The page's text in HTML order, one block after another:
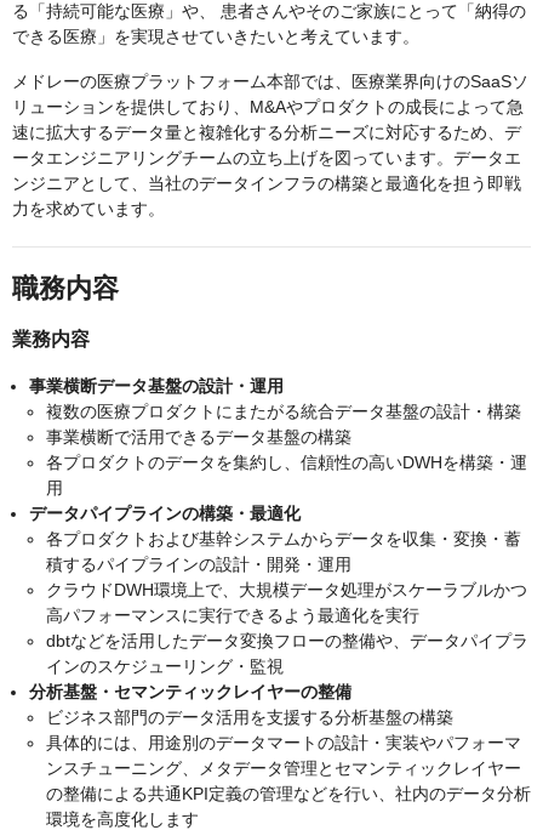
る「持続可能な医療」や、 患者さんやそのご家族にとって「納得の
できる医療」を実現させていきたいと考えています。
メドレーの医療プラットフォーム本部では、医療業界向けのSaaSソ
リューションを提供しており、M&Aやプロダクトの成長によって急
速に拡大するデータ量と複雑化する分析ニーズに対応するため、デ
ータエンジニアリングチームの立ち上げを図っています。データエ
ンジニアとして、当社のデータインフラの構築と最適化を担う即戦
力を求めています。
職務内容
業務内容
事業横断データ基盤の設計・運用
複数の医療プロダクトにまたがる統合データ基盤の設計・構築
事業横断で活用できるデータ基盤の構築
各プロダクトのデータを集約し、信頼性の高いDWHを構築・運
用
データパイプラインの構築・最適化
各プロダクトおよび基幹システムからデータを収集・変換・蓄
積するパイプラインの設計・開発・運用
クラウドDWH環境上で、大規模データ処理がスケーラブルかつ
高パフォーマンスに実行できるよう最適化を実行
dbtなどを活用したデータ変換フローの整備や、データパイプラ
インのスケジューリング・監視
分析基盤・セマンティックレイヤーの整備
ビジネス部門のデータ活用を支援する分析基盤の構築
具体的には、用途別のデータマートの設計・実装やパフォーマ
ンスチューニング、メタデータ管理とセマンティックレイヤー
の整備による共通KPI定義の管理などを行い、社内のデータ分析
環境を高度化します